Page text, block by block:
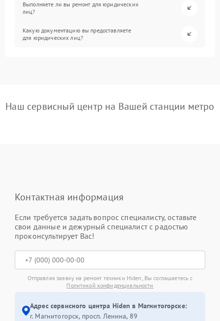
Выполняете ли вы ремонт для юридических
лиц?
Какую документацию вы предоставляете
для юридических лиц?
Наш сервисный центр на Вашей станции метро
Контактная информация
Если требуется задать вопрос специалисту, оставьте
свои данные и дежурный специалист с радостью
проконсультирует Вас!
Отправляя заявку на ремонт техники Hiden, Вы соглашаетесь с
Политикой конфиденциальности
Адрес сервисного центра Hiden в Магнитогорске:
г. Магнитогорск, просп. Ленина, 89